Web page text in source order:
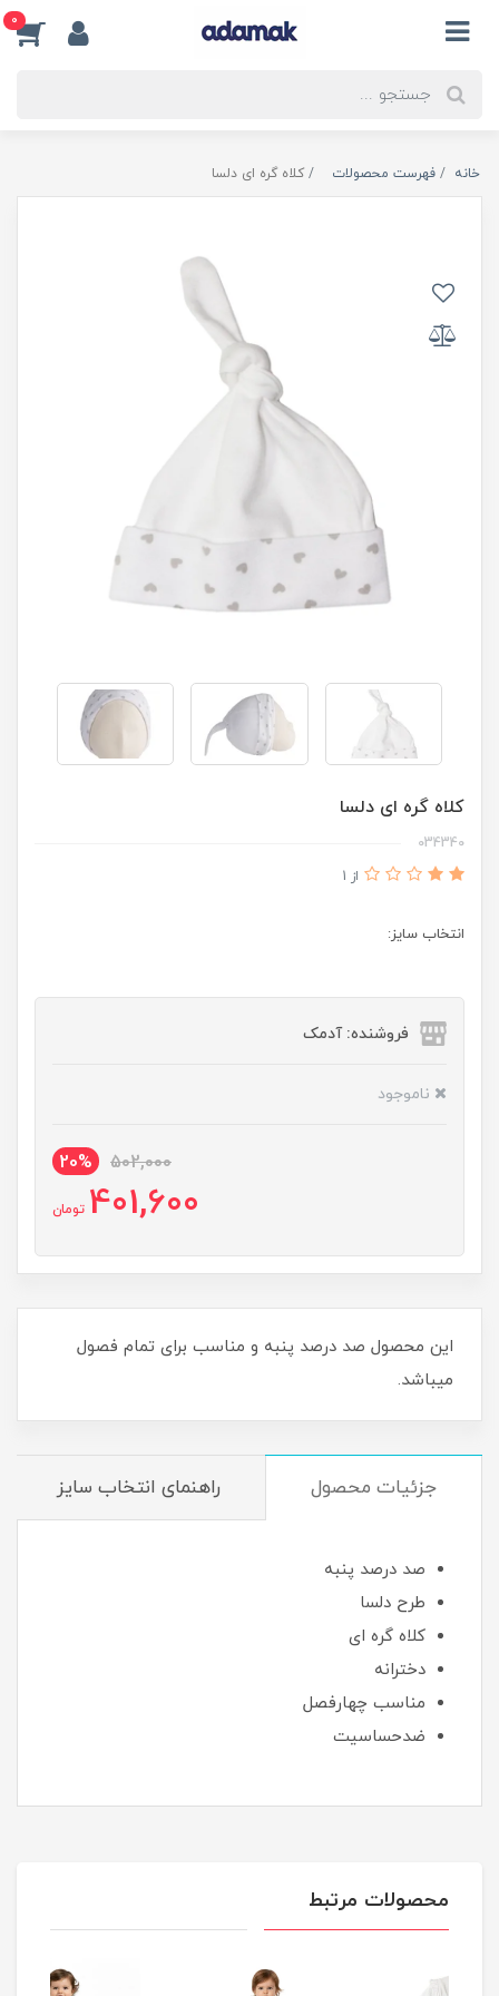
0
خانه فهرست محصولات کلاه گره ای دلسا
کلاه گره ای دلسا
034340
از 1
انتخاب سایز:
فروشنده: آدمک
ناموجود
502,000
20%
401,600 تومان
این محصول صد درصد پنبه و مناسب برای تمام فصول
میباشد.
جزئیات محصول راهنمای انتخاب سایز
صد درصد پنبه
طرح دلسا
کلاه گره ای
دخترانه
مناسب چهارفصل
ضدحساسیت
محصولات مرتبط